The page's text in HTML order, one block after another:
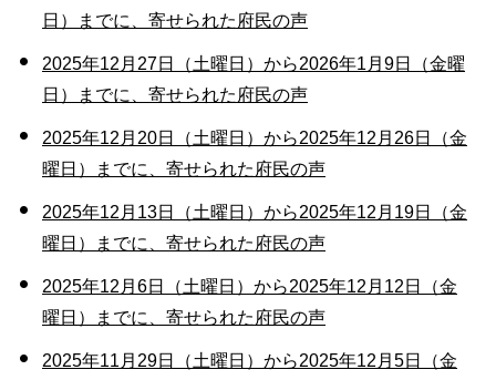
日）までに、寄せられた府民の声
2025年12月27日（土曜日）から2026年1月9日（金曜
日）までに、寄せられた府民の声
2025年12月20日（土曜日）から2025年12月26日（金
曜日）までに、寄せられた府民の声
2025年12月13日（土曜日）から2025年12月19日（金
曜日）までに、寄せられた府民の声
2025年12月6日（土曜日）から2025年12月12日（金
曜日）までに、寄せられた府民の声
2025年11月29日（土曜日）から2025年12月5日（金